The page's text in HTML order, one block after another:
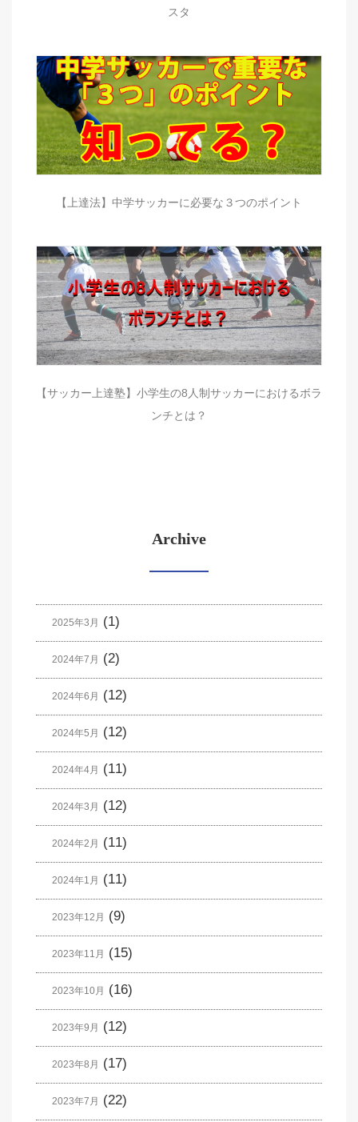
スタ
【上達法】中学サッカーに必要な３つのポイント
【サッカー上達塾】小学生の8人制サッカーにおけるボラ
ンチとは？
Archive
2025年3月 (1)
2024年7月 (2)
2024年6月 (12)
2024年5月 (12)
2024年4月 (11)
2024年3月 (12)
2024年2月 (11)
2024年1月 (11)
2023年12月 (9)
2023年11月 (15)
2023年10月 (16)
2023年9月 (12)
2023年8月 (17)
2023年7月 (22)